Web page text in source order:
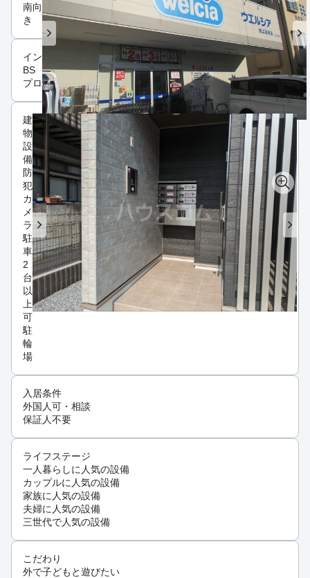
南向
き
インフラ
BS
プロパンガス
建
物
設
備
防
犯
カ
メ
ラ
駐
車
2
台
以
上
可
駐
輪
場
入居条件
外国人可・相談
保証人不要
ライフステージ
一人暮らしに人気の設備
カップルに人気の設備
家族に人気の設備
夫婦に人気の設備
三世代で人気の設備
こだわり
外で子どもと遊びたい